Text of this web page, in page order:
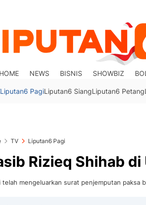
HOME NEWS BISNIS SHOWBIZ
Liputan6 PagiLiputan6 SiangLiputan6 Petang
TV Liputan6 Pagi
Rizieq Shihab
telah mengeluarkan surat penjemputan paksa